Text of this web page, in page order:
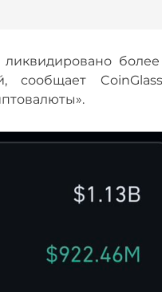
более
сообщает